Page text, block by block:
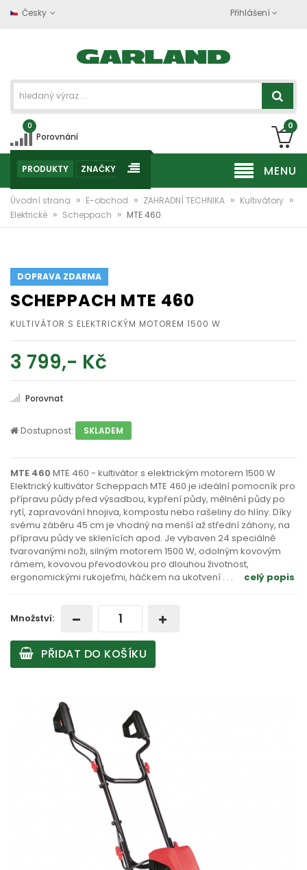
Česky Přihlášení
0
Porovnání
0
MENU
PRODUKTY ZNAČKY
Úvodní strana » E-obchod » ZAHRADNÍ TECHNIKA » Kultivátory »
Elektrické » Scheppach » MTE 460
DOPRAVA ZDARMA
SCHEPPACH MTE 460
KULTIVÁTOR S ELEKTRICKÝM MOTOREM 1500 W
3 799,- Kč
Porovnat
Dostupnost: SKLADEM
MTE 460 MTE 460 - kultivátor s elektrickým motorem 1500 W
Elektrický kultivátor Scheppach MTE 460 je ideální pomocník pro
přípravu půdy před výsadbou, kypření půdy, mělnění půdy po
rytí, zapravování hnojiva, kompostu nebo rašeliny do hlíny. Díky
svému záběru 45 cm je vhodný na menší až střední záhony, na
přípravu půdy ve sklenících apod. Je vybaven 24 speciálně
tvarovanými noži, silným motorem 1500 W, odolným kovovým
rámem, kovovou převodovkou pro dlouhou životnost,
ergonomickými rukojeťmi, háčkem na ukotvení . . . celý popis
Množství:
PŘIDAT DO KOŠÍKU